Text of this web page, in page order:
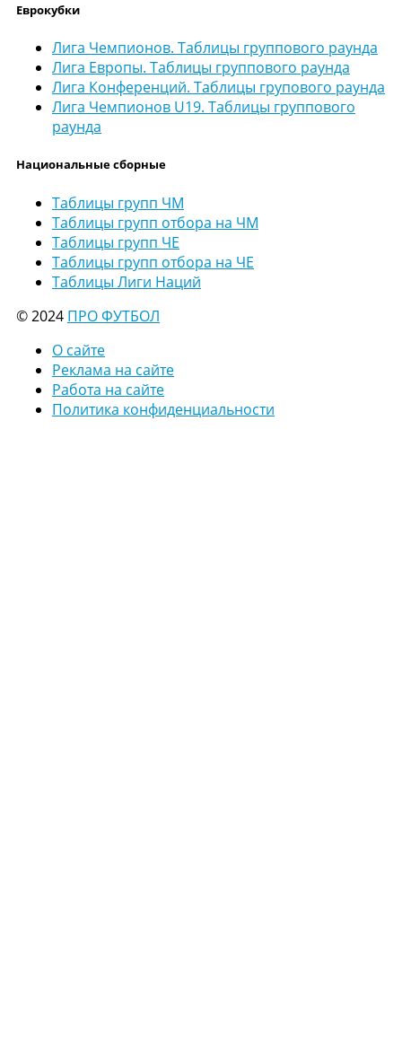
Еврокубки
Лига Чемпионов. Таблицы группового раунда
Лига Европы. Таблицы группового раунда
Лига Конференций. Таблицы групового раунда
Лига Чемпионов U19. Таблицы группового
раунда
Национальные сборные
Таблицы групп ЧМ
Таблицы групп отбора на ЧМ
Таблицы групп ЧЕ
Таблицы групп отбора на ЧЕ
Таблицы Лиги Наций
© 2024 ПРО ФУТБОЛ
О сайте
Реклама на сайте
Работа на сайте
Политика конфиденциальности